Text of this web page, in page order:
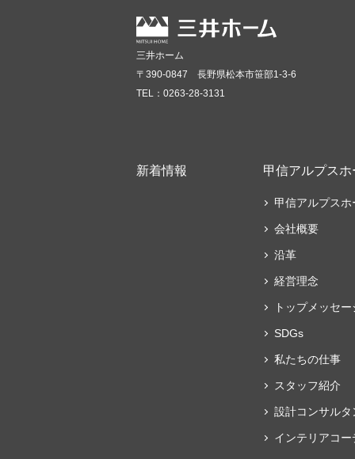
三井ホーム
〒390-0847 長野県松本市笹部1-3-6
TEL：0263-28-3131
新着情報 甲信アルプス
甲信アルプス
会社概要
沿革
経営理念
トップメッセー
SDGs
私たちの仕事
スタッフ紹介
設計コンサルタ
インテリアコ